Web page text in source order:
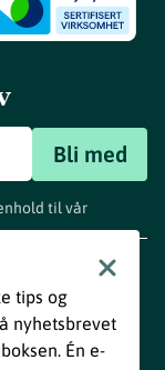
Bli med
til vår
tips og
nyhetsbrevet
Én e-